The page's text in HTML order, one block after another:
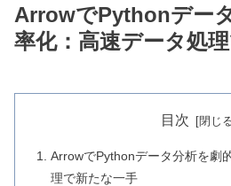
ArrowでPythonデー
率化：高速データ処
目次
ArrowでPythonデータ分析を劇
理で新たな一手